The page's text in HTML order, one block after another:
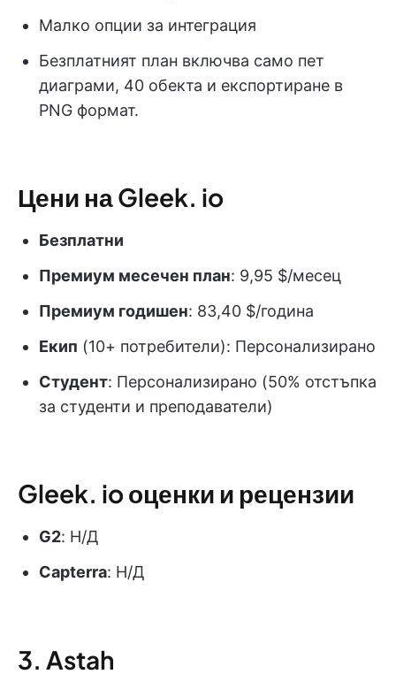
Малко опции за интеграция
Безплатният план включва само пет
диаграми, 40 обекта и експортиране в
PNG формат.
Цени на Gleek. io
Безплатни
Премиум месечен план: 9,95 $/месец
Премиум годишен: 83,40 $/година
Екип (10+ потребители): Персонализирано
Студент: Персонализирано (50% отстъпка
за студенти и преподаватели)
Gleek. io оценки и рецензии
G2: Н/Д
Capterra: Н/Д
3. Astah